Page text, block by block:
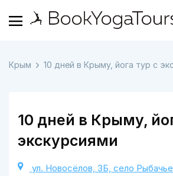
Крым 10 дней в Крыму, йога тур с
10 дней в Крыму,
экскурсиями
ул. Новосёлов, 3Б, село Рыбачье